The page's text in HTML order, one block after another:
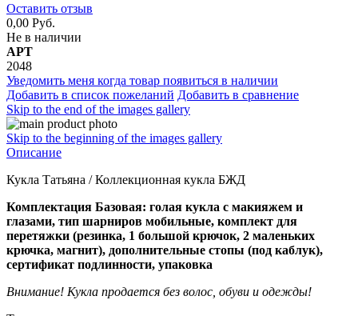
Оставить отзыв
0,00 Руб.
Не в наличии
АРТ
2048
Уведомить меня когда товар появиться в наличии
Добавить в список пожеланий Добавить в сравнение
Skip to the end of the images gallery
Skip to the beginning of the images gallery
Описание
Кукла Татьяна / Коллекционная кукла БЖД
Комплектация Базовая: голая кукла с макияжем и
глазами, тип шарниров мобильные, комплект для
перетяжки (резинка, 1 большой крючок, 2 маленьких
крючка, магнит), дополнительные стопы (под каблук),
сертификат подлинности, упаковка
Внимание! Кукла продается без волос, обуви и одежды!